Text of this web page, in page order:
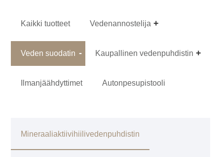
Kaikki tuotteet Vedenannostelija
Veden suodatin Kaupallinen vedenpuhdistin
Ilmanjäähdyttimet Autonpesupistooli
Mineraaliaktiivihiilivedenpuhdistin